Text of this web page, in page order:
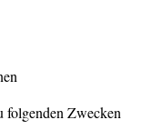
folgenden Zwecken